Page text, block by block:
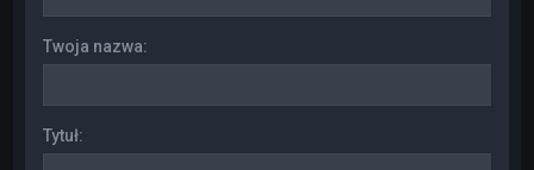
Twoja nazwa:
Tytuł: